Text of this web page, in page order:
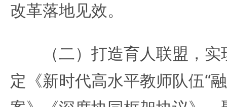
改革落地见效。
（二）打造育人联盟，实
定《新时代高水平教师队伍“